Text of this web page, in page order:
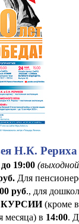
Н.К. Рериха
19:00
. Для
руб., для
(кроме
месяца) в 14:00.